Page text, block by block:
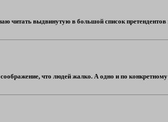
читать выдвинутую в большой список
что людей жалко. А одно и по